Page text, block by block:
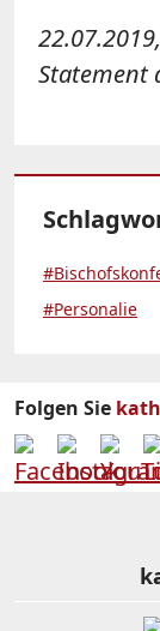
Statement
#Personalie
Folgen Sie